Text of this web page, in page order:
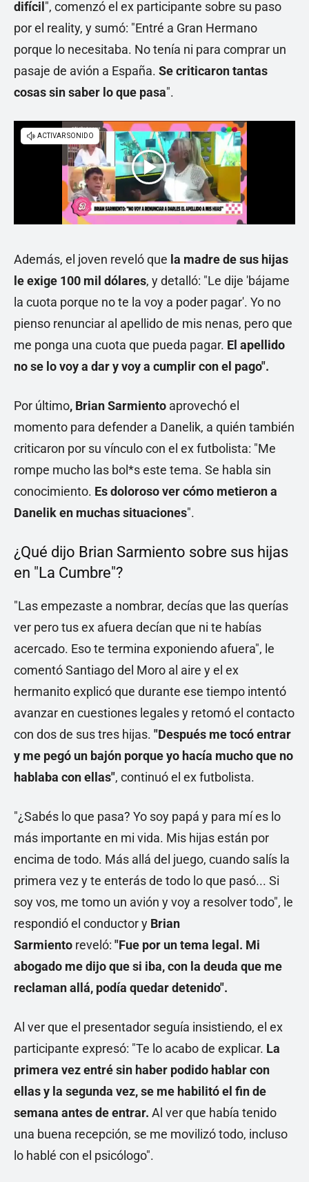
difícil ", comenzó el ex participante sobre su paso
por el reality, y sumó: "Entré a Gran Hermano
porque lo necesitaba. No tenía ni para comprar un
pasaje de avión a España. Se criticaron tantas
cosas sin saber lo que pasa".
Además, el joven reveló que la madre de sus hijas
le exige 100 mil dólares, y detalló: "Le dije 'bájame
la cuota porque no te la voy a poder pagar'. Yo no
pienso renunciar al apellido de mis nenas, pero que
me ponga una cuota que pueda pagar. El apellido
no se lo voy a dar y voy a cumplir con el pago".
Por último, Brian Sarmiento aprovechó el
momento para defender a Danelik, a quién también
criticaron por su vínculo con el ex futbolista: "Me
rompe mucho las bol*s este tema. Se habla sin
conocimiento. Es doloroso ver cómo metieron a
Danelik en muchas situaciones".
¿Qué dijo Brian Sarmiento sobre sus hijas
en "La Cumbre"?
"Las empezaste a nombrar, decías que las querías
ver pero tus ex afuera decían que ni te habías
acercado. Eso te termina exponiendo afuera", le
comentó Santiago del Moro al aire y el ex
hermanito explicó que durante ese tiempo intentó
avanzar en cuestiones legales y retomó el contacto
con dos de sus tres hijas. "Después me tocó entrar
y me pegó un bajón porque yo hacía mucho que no
hablaba con ellas", continuó el ex futbolista.
"¿Sabés lo que pasa? Yo soy papá y para mí es lo
más importante en mi vida. Mis hijas están por
encima de todo. Más allá del juego, cuando salís la
primera vez y te enterás de todo lo que pasó... Si
soy vos, me tomo un avión y voy a resolver todo", le
respondió el conductor y Brian
Sarmiento reveló: "Fue por un tema legal. Mi
abogado me dijo que si iba, con la deuda que me
reclaman allá, podía quedar detenido".
Al ver que el presentador seguía insistiendo, el ex
participante expresó: "Te lo acabo de explicar. La
primera vez entré sin haber podido hablar con
ellas y la segunda vez, se me habilitó el fin de
semana antes de entrar. Al ver que había tenido
una buena recepción, se me movilizó todo, incluso
lo hablé con el psicólogo".